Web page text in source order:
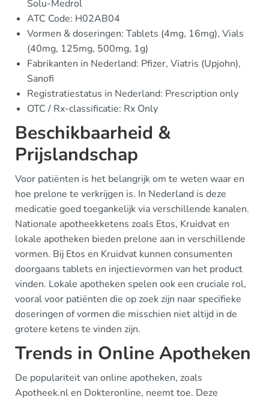
Solu-Medrol
ATC Code: H02AB04
Vormen & doseringen: Tablets (4mg, 16mg), Vials
(40mg, 125mg, 500mg, 1g)
Fabrikanten in Nederland: Pfizer, Viatris (Upjohn),
Sanofi
Registratiestatus in Nederland: Prescription only
OTC / Rx-classificatie: Rx Only
Beschikbaarheid &
Prijslandschap
Voor patiënten is het belangrijk om te weten waar en
hoe prelone te verkrijgen is. In Nederland is deze
medicatie goed toegankelijk via verschillende kanalen.
Nationale apotheekketens zoals Etos, Kruidvat en
lokale apotheken bieden prelone aan in verschillende
vormen. Bij Etos en Kruidvat kunnen consumenten
doorgaans tablets en injectievormen van het product
vinden. Lokale apotheken spelen ook een cruciale rol,
vooral voor patiënten die op zoek zijn naar specifieke
doseringen of vormen die misschien niet altijd in de
grotere ketens te vinden zijn.
Trends in Online Apotheken
De populariteit van online apotheken, zoals
Apotheek.nl en Dokteronline, neemt toe. Deze